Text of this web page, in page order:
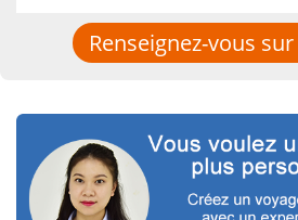
Renseignez-vous